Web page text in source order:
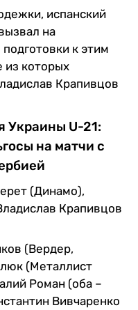
испанский
на
к этим
из которых
Крапивцов
Украины U-21:
на матчи с
(Динамо),
Крапивцов
(Вердер,
(Металлист
Роман (оба –
Вивчаренко